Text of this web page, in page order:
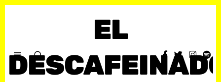
EL